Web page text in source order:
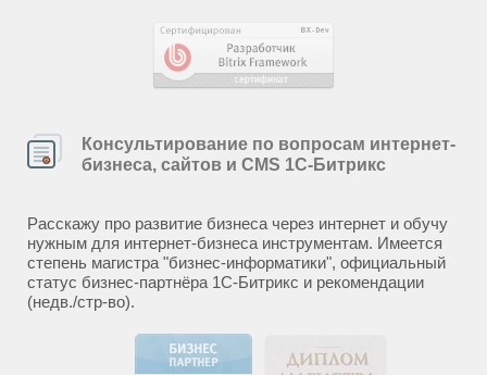
Консультирование по вопросам интернет-
бизнеса, сайтов и CMS 1С-Битрикс
Расскажу про развитие бизнеса через интернет и обучу
нужным для интернет-бизнеса инструментам. Имеется
степень магистра "бизнес-информатики", официальный
статус бизнес-партнёра 1С-Битрикс и рекомендации
(недв./стр-во).